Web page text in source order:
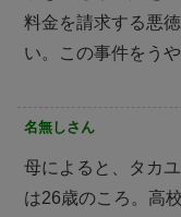
料金を請求する悪
い。この事件をう
名無しさん
母によると、タカ
は26歳のころ。高